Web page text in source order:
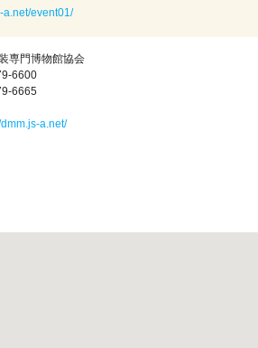
a.net/event01/
専門博物館協会
6600
6665
a.net/